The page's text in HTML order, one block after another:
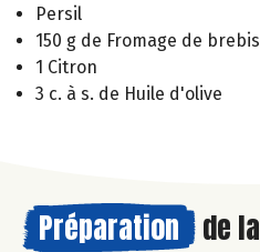
Persil
150 g de Fromage de brebis
1 Citron
3 c. à s. de Huile d'olive
Préparation de la